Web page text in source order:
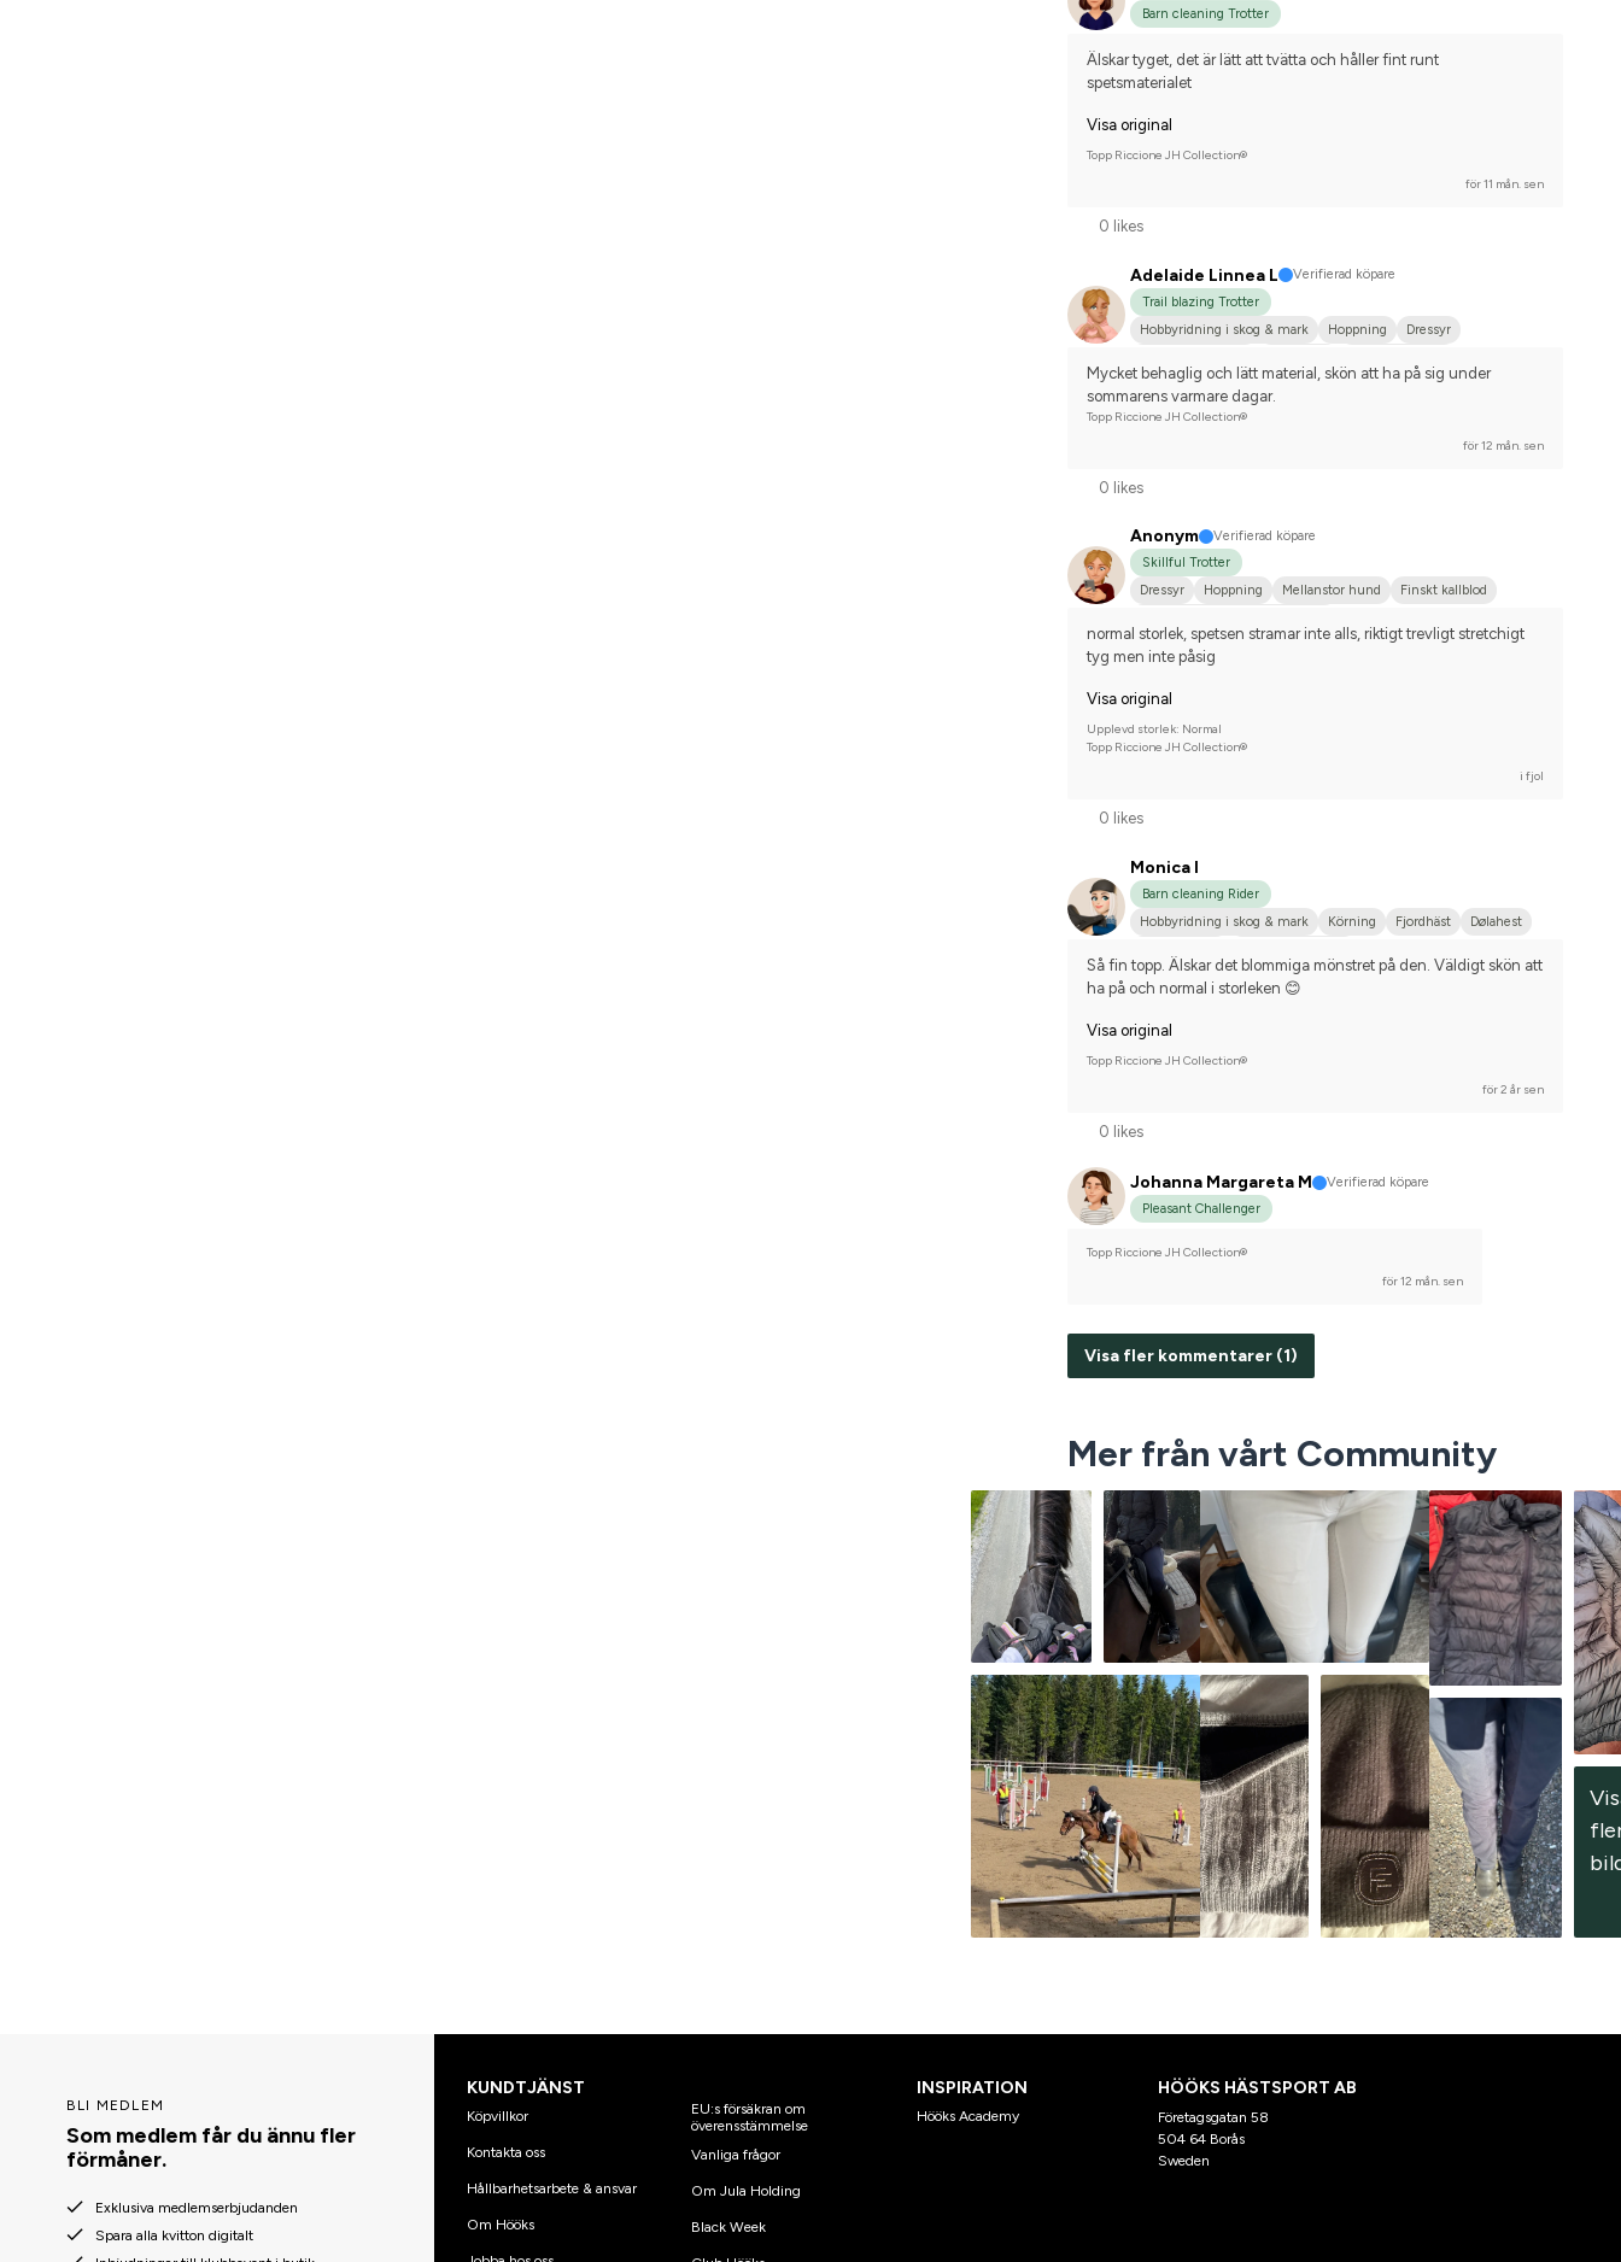
Barn cleaning Trotter
Älskar tyget, det är lätt att tvätta och håller fint runt
spetsmaterialet
Visa original
Topp Riccione JH Collection®
för 11 mån. sen
0 likes
Adelaide Linnea L
Verifierad köpare
Trail blazing Trotter
Hobbyridning i skog & mark
Hoppning
Dressyr
Tysk varmblodshäst
Varmblodstravare Nej, jag tävlar inte
Mycket behaglig och lätt material, skön att ha på sig under
sommarens varmare dagar.
Topp Riccione JH Collection®
för 12 mån. sen
0 likes
Anonym
Verifierad köpare
Skillful Trotter
Dressyr
Hoppning Mellanstor hund
Finskt kallblod
normal storlek, spetsen stramar inte alls, riktigt trevligt stretchigt
tyg men inte påsig
Visa original
Upplevd storlek: Normal
Topp Riccione JH Collection®
i fjol
0 likes
Monica I
Barn cleaning Rider
Hobbyridning i skog & mark
Körning Fjordhäst
Dølahest
Så fin topp. Älskar det blommiga mönstret på den. Väldigt skön att
ha på och normal i storleken 😊
Visa original
Topp Riccione JH Collection®
för 2 år sen
0 likes
Johanna Margareta M
Verifierad köpare
Pleasant Challenger
Topp Riccione JH Collection®
för 12 mån. sen
Visa fler kommentarer (1)
Mer från vårt Community
BLI MEDLEM
Som medlem får du ännu fler
förmåner.
Exklusiva medlemserbjudanden
Spara alla kvitton digitalt
KUNDTJÄNST
Köpvillkor
Kontakta oss
Hållbarhetsarbete & ansvar
Om Hööks
EU:s försäkran om
överensstämmelse
Vanliga frågor
Om Jula Holding
Black Week
INSPIRATION
Hööks Academy
HÖÖKS HÄSTSPORT AB
Företagsgatan 58
504 64 Borås
Sweden